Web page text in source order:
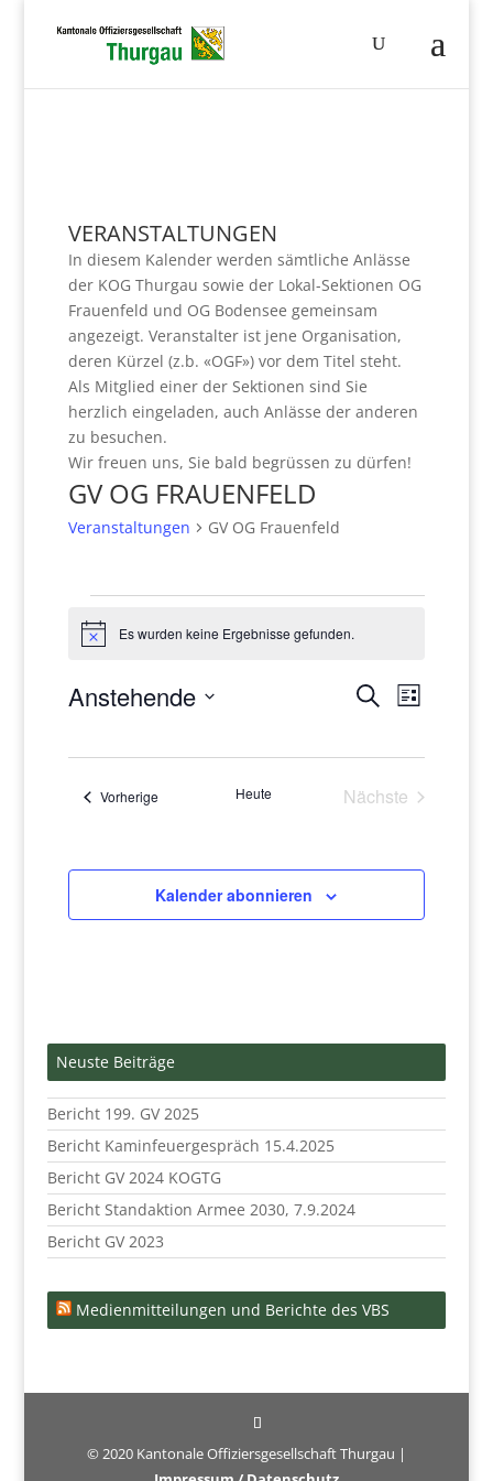
VERANSTALTUNGEN
In diesem Kalender werden sämtliche Anlässe
der KOG Thurgau sowie der Lokal-Sektionen OG
Frauenfeld und OG Bodensee gemeinsam
angezeigt. Veranstalter ist jene Organisation,
deren Kürzel (z.b. «OGF») vor dem Titel steht.
Als Mitglied einer der Sektionen sind Sie
herzlich eingeladen, auch Anlässe der anderen
zu besuchen.
Wir freuen uns, Sie bald begrüssen zu dürfen!
GV OG FRAUENFELD
Veranstaltungen GV OG Frauenfeld
Veranstaltungen
HinweisEs wurden keine Ergebnisse gefunden.
Suche
Ansichten,
SucheListe
Anstehende
Vorherige VeranstaltungenHeute
Nächste
Kalender abonnieren
Neuste Beiträge
Bericht 199. GV 2025
Bericht Kaminfeuergespräch 15.4.2025
Bericht GV 2024 KOGTG
Bericht Standaktion Armee 2030, 7.9.2024
Bericht GV 2023
Medienmitteilungen und Berichte des VBS
© 2020 Kantonale Offiziersgesellschaft Thurgau |